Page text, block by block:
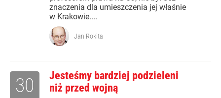
znaczenia dla umieszczenia jej właśnie
w Krakowie....
Jan Rokita
Jesteśmy bardziej podzieleni
niż przed wojną
30